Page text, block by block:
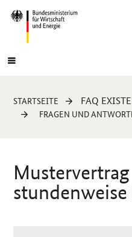
Navigation
Hauptmenü
Sie
sind
STARTSEITE FAQ
FRAGEN UND